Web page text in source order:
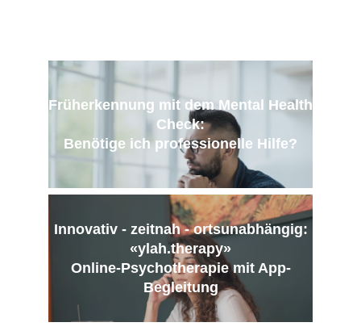
Früherkennung mit dem Mental Health
Check:
Benötige ich professionelle Hilfe?
Innovativ - zeitnah - ortsunabhängig:
«ylah.therapy»
Online-Psychotherapie mit App-
Begleitung